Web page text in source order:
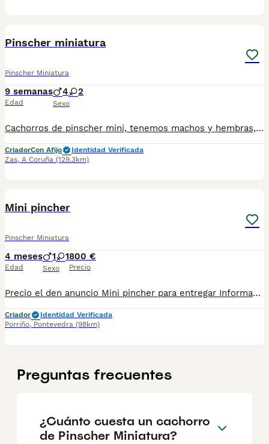
Pinscher miniatura
Pinscher Miniatura
9 semanas
Edad
4 2
Sexo
Cachorros de pinscher mini, tenemos machos y hembras, se entregan con pasaporte veterinario, sus vacunas y desparasitaciones es al día y microchip al nombre del futuro propietario. Se puede ver tanto la madre como el padre.
CriadorCon Afijo
Identidad Verificada
Zas, A Coruña (129.3km)
Mini pincher
Pinscher Miniatura
4 meses
Edad
1 1
Sexo
800 €
Precio
Precio el den anuncio Mini pincher para entregar Información por privado 687 482 079 Entregamos a cualquier provincia nosotros somos de Galicia
Criador
Identidad Verificada
Porriño, Pontevedra (98km)
Preguntas frecuentes
¿Cuánto cuesta un cachorro
de Pinscher Miniatura?